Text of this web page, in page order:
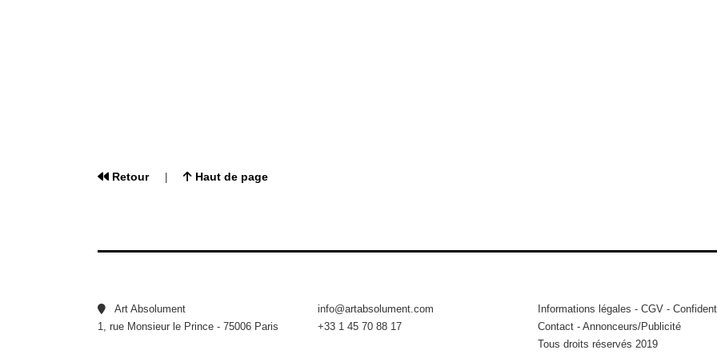
Retour| Haut de page
Art Absolument
1, rue Monsieur le Prince - 75006 Paris
info@artabsolument.com
+33 1 45 70 88 17
Informations légales - CGV -
Contact - Annonceurs/Publicité
Tous droits réservés 2019